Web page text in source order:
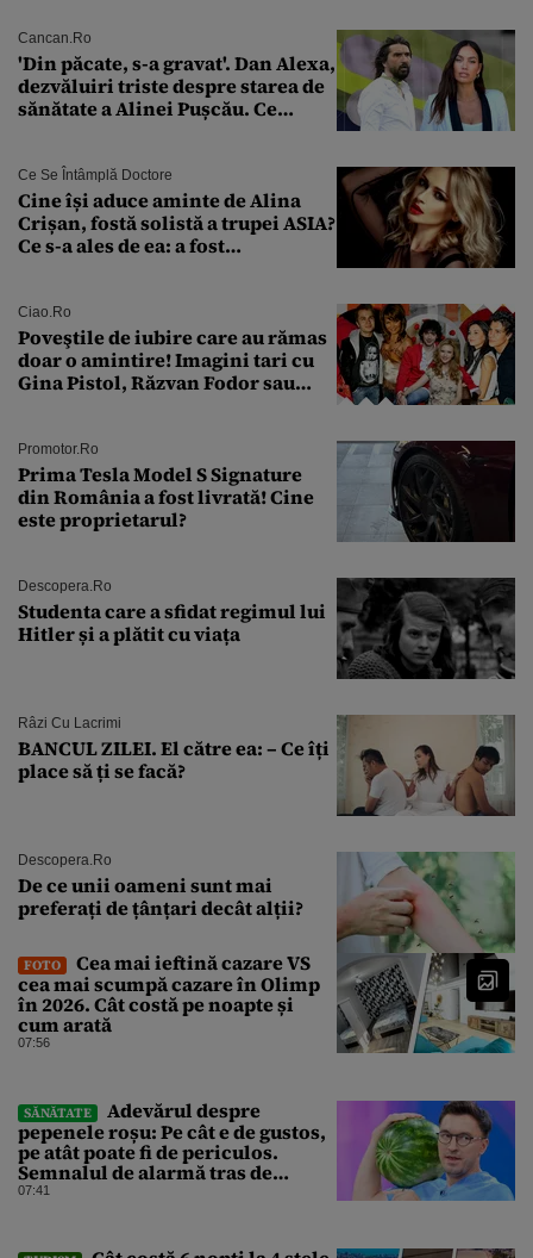
Cancan.ro
'Din păcate, s-a gravat'. Dan Alexa,
dezvăluiri triste despre starea de
sănătate a Alinei Pușcău. Ce
Ce Se Întâmplă Doctore
Cine își aduce aminte de Alina
Crișan, fostă solistă a trupei ASIA?
Ce s-a ales de ea: a fost
Ciao.ro
Poveştile de iubire care au rămas
doar o amintire! Imagini tari cu
Gina Pistol, Răzvan Fodor sau
Promotor.ro
Prima Tesla Model S Signature
din România a fost livrată! Cine
este proprietarul?
Descopera.ro
Studenta care a sfidat regimul lui
Hitler și a plătit cu viața
Râzi Cu Lacrimi
BANCUL ZILEI. El către ea: – Ce îți
place să ți se facă?
Descopera.ro
De ce unii oameni sunt mai
preferați de țânțari decât alții?
FOTO
Cea mai ieftină cazare VS
cea mai scumpă cazare în Olimp
în 2026. Cât costă pe noapte și
cum arată
07:56
SĂNĂTATE
Adevărul despre
pepenele roșu: Pe cât e de gustos,
pe atât poate fi de periculos.
Semnalul de alarmă tras de
doctorul Mihail Pautov
07:41